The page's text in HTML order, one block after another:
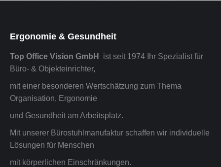
Ergonomie & Gesundheit
Top Office Vision GmbH
ist seit 1974 Ihr Spezialist für
Büro- & Objekteinrichter,
mit einer besonderen Wertschätzung zum Thema
Organisation, Ergonomie
und Gesundheit am Arbeitsplatz.
Mit unserer Bürostuhlmanufaktur schaffen wir individuelle
Lösungen für Menschen
mit körperlichen Einschränkungen.